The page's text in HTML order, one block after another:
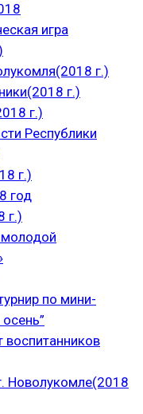
игра
г.)
г.)
г.)
Республики
г.)
год
г.)
по мини-
воспитанников
Новолукомле(2018